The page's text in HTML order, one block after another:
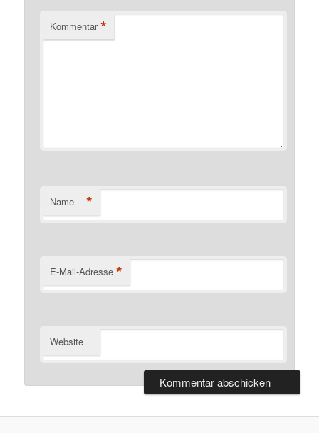
Kommentar *
Name *
E-Mail-Adresse *
Website